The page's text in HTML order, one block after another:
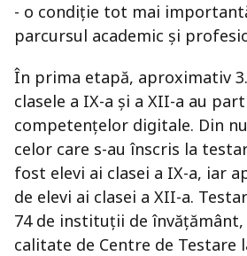
- o condiție tot mai
parcursul academic și
În prima etapă, aproximativ
clasele a IX-a și a XII-a au
competențelor digitale. Din
celor care s-au înscris la
fost elevi ai clasei a IX-a, iar
de elevi ai clasei a XII-a.
74 de instituții de
calitate de Centre de Testare